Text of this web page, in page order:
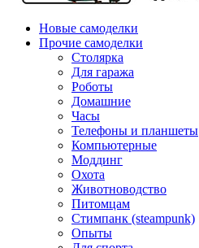
Новые самоделки
Прочие самоделки
Столярка
Для гаража
Роботы
Домашние
Часы
Телефоны и планшеты
Компьютерные
Моддинг
Охота
Животноводство
Питомцам
Стимпанк (steampunk)
Опыты